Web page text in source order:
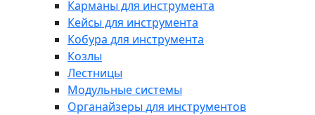
Карманы для инструмента
Кейсы для инструмента
Кобура для инструмента
Козлы
Лестницы
Модульные системы
Органайзеры для инструментов